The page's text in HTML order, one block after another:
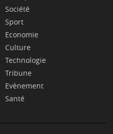
Société
Sport
Economie
Culture
Technologie
Tribune
Evènement
Santé